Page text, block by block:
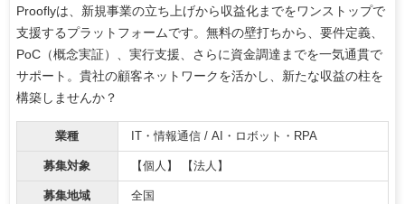
Prooflyは、新規事業の立ち上げから収益化までをワンストップで
支援するプラットフォームです。無料の壁打ちから、要件定義、
PoC（概念実証）、実行支援、さらに資金調達までを一気通貫で
サポート。貴社の顧客ネットワークを活かし、新たな収益の柱を
構築しませんか？
業種 IT・情報通信 / AI・ロボット・RPA
募集対象 【個人】 【法人】
募集地域 全国